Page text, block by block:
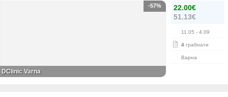
22.00€
51.13€
11.05 - 4.09
4 грабнати
Варна
-57%
DClinic Varna